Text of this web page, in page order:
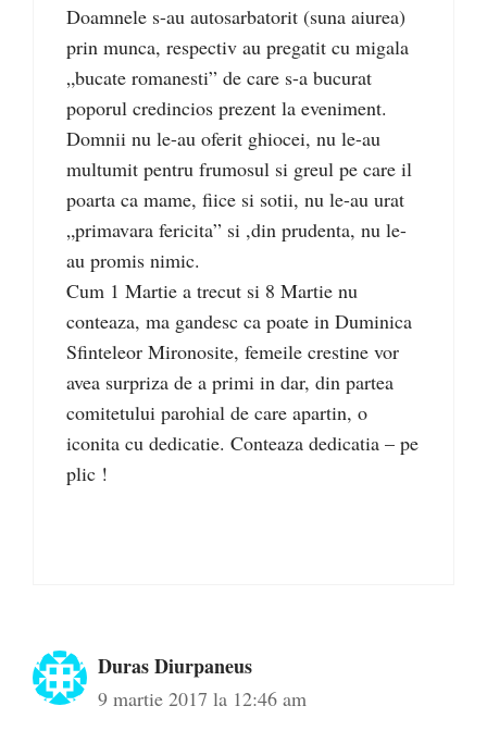
Doamnele s-au autosarbatorit (suna aiurea)
prin munca, respectiv au pregatit cu migala
„bucate romanesti” de care s-a bucurat
poporul credincios prezent la eveniment.
Domnii nu le-au oferit ghiocei, nu le-au
multumit pentru frumosul si greul pe care il
poarta ca mame, fiice si sotii, nu le-au urat
„primavara fericita” si ,din prudenta, nu le-
au promis nimic.
Cum 1 Martie a trecut si 8 Martie nu
conteaza, ma gandesc ca poate in Duminica
Sfinteleor Mironosite, femeile crestine vor
avea surpriza de a primi in dar, din partea
comitetului parohial de care apartin, o
iconita cu dedicatie. Conteaza dedicatia – pe
plic !
Duras Diurpaneus
9 martie 2017 la 12:46 am